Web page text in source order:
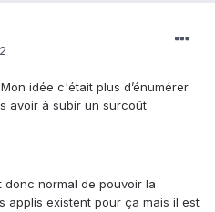
idée c'était plus d’énumérer
avoir à subir un surcoût
donc normal de pouvoir la
applis existent pour ça mais il est